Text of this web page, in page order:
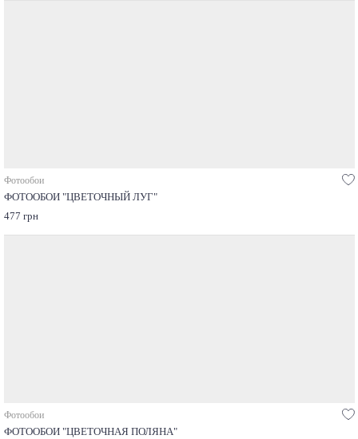
Фотообои
ФОТООБОИ "ЦВЕТОЧНЫЙ ЛУГ"
477 грн
Фотообои
ФОТООБОИ "ЦВЕТОЧНАЯ ПОЛЯНА"